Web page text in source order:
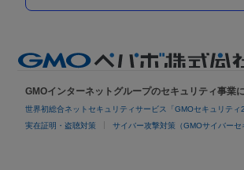
GMOインターネットグループのセキュリティ事業
世界初総合ネットセキュリティサービス「GMOセキュリティ
実在証明・盗聴対策 サイバー攻撃対策（GMOサイバーセ